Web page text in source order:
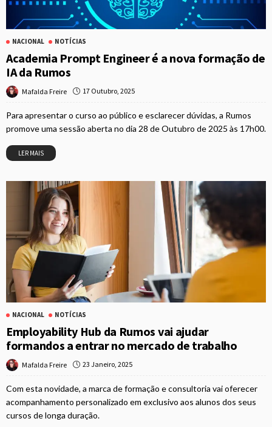
NACIONAL NOTÍCIAS
Academia Prompt Engineer é a nova formação de
IA da Rumos
Mafalda Freire 17 Outubro, 2025
Para apresentar o curso ao público e esclarecer dúvidas, a Rumos
promove uma sessão aberta no dia 28 de Outubro de 2025 às 17h00.
LER MAIS
NACIONAL NOTÍCIAS
Employability Hub da Rumos vai ajudar
formandos a entrar no mercado de trabalho
Mafalda Freire 23 Janeiro, 2025
Com esta novidade, a marca de formação e consultoria vai oferecer
acompanhamento personalizado em exclusivo aos alunos dos seus
cursos de longa duração.